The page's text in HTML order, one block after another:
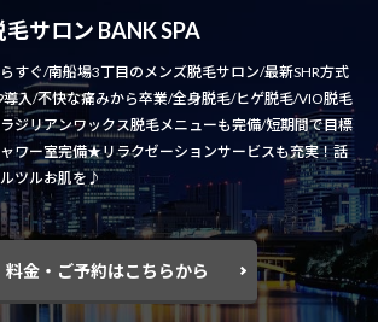
サロン BANK SPA
すぐ/南船場3丁目のメンズ脱毛サロン/最新SHR方式
入/不快な痛みから卒業/全身脱毛/ヒゲ脱毛/VIO脱毛
ジリアンワックス脱毛メニューも完備/短期間で目標
ワー室完備★リラクゼーションサービスも充実！話
ツルお肌を♪
料金・ご予約はこちらから